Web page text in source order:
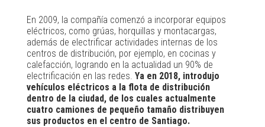
En 2009, la compañía comenzó a incorporar equipos
eléctricos, como grúas, horquillas y montacargas,
además de electrificar actividades internas de los
centros de distribución, por ejemplo, en cocinas y
calefacción, logrando en la actualidad un 90% de
electrificación en las redes. Ya en 2018, introdujo
vehículos eléctricos a la flota de distribución
dentro de la ciudad, de los cuales actualmente
cuatro camiones de pequeño tamaño distribuyen
sus productos en el centro de Santiago.